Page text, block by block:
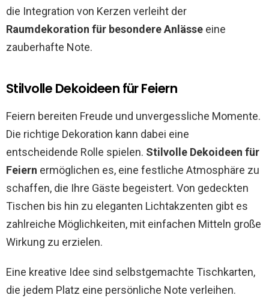
die Integration von Kerzen verleiht der
Raumdekoration für besondere Anlässe eine
zauberhafte Note.
Stilvolle Dekoideen für Feiern
Feiern bereiten Freude und unvergessliche Momente.
Die richtige Dekoration kann dabei eine
entscheidende Rolle spielen. Stilvolle Dekoideen für
Feiern ermöglichen es, eine festliche Atmosphäre zu
schaffen, die Ihre Gäste begeistert. Von gedeckten
Tischen bis hin zu eleganten Lichtakzenten gibt es
zahlreiche Möglichkeiten, mit einfachen Mitteln große
Wirkung zu erzielen.
Eine kreative Idee sind selbstgemachte Tischkarten,
die jedem Platz eine persönliche Note verleihen.